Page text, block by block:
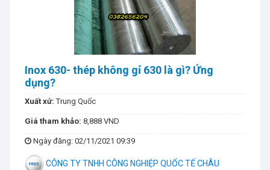
Inox 630- thép không gỉ 630 là gì? Ứng
dụng?
Xuất xứ:Trung Quốc
Giá tham khảo: 8,888 VND
Ngày đăng: 02/11/2021 09:39
CÔNG TY TNHH CÔNG NGHIỆP QUỐC TẾ CHÂU